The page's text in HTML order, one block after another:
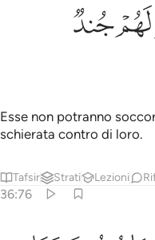
٧٥
٧٥ﱩﱪ
Esse non potranno
schierata contro di loro.
Tafsir Strati Lezioni
36:76
٧٦